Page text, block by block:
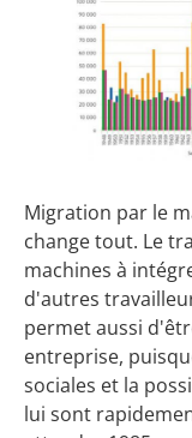
Migration par le
change tout. Le
machines à
d'autres
permet aussi
entreprise,
sociales et la
lui sont